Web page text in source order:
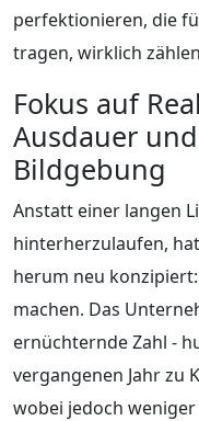
perfektionieren, die
tragen, wirklich
Fokus auf
Ausdauer
Bildgebung
Anstatt einer langen
hinterherzulaufen,
herum neu
machen. Das
ernüchternde Zahl -
vergangenen Jahr zu
wobei jedoch